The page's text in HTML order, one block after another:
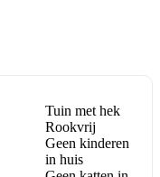
Tuin met hek
Rookvrij
Geen kinderen
in huis